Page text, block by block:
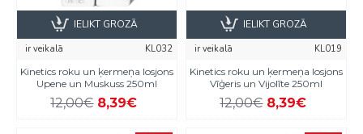
ir veikalā
KL032
Kinetics roku un ķermeņa losjons
Upene un Muskuss 250ml
12,00€ 8,39€
IELIKT GROZĀ
ir veikalā
KL019
Kinetics roku un ķermeņa losjons
Vīģeris un Vijolīte 250ml
12,00€ 8,39€
IELIKT GROZĀ